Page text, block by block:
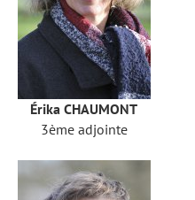
Érika CHAUMONT
3ème adjointe